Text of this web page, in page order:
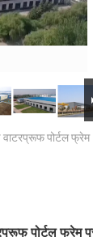
पोर्टल फ्रेम
पोर्टल फ्रेम